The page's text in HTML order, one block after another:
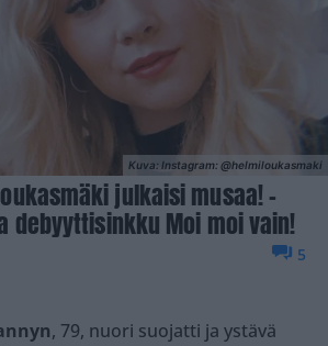
Kuva: Instagram: @helmiloukasmaki
julkaisi musaa! –
debyyttisinkku Moi moi vain!
5
, 79, nuori suojatti ja ystävä